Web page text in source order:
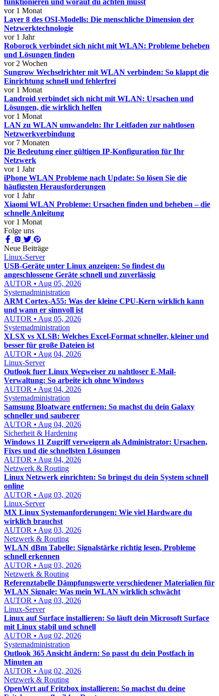
funktionieren und worauf du achten musst
vor 1 Monat
Layer 8 des OSI-Modells: Die menschliche Dimension der
Netzwerktechnologie
vor 1 Jahr
Roborock verbindet sich nicht mit WLAN: Probleme beheben
und Lösungen finden
vor 2 Wochen
Sungrow Wechselrichter mit WLAN verbinden: So klappt die
Einrichtung schnell und fehlerfrei
vor 1 Monat
Landroid verbindet sich nicht mit WLAN: Ursachen und
Lösungen, die wirklich helfen
vor 1 Monat
LAN zu WLAN umwandeln: Ihr Leitfaden zur nahtlosen
Netzwerkverbindung
vor 7 Monaten
Die Bedeutung einer gültigen IP-Konfiguration für Ihr
Netzwerk
vor 1 Jahr
iPhone WLAN Probleme nach Update: So lösen Sie die
häufigsten Herausforderungen
vor 1 Jahr
Xiaomi WLAN Probleme: Ursachen finden und beheben – die
schnelle Anleitung
vor 1 Monat
Folge uns
Neue Beiträge
Linux-Server
USB-Geräte unter Linux anzeigen: So findest du
angeschlossene Geräte schnell und zuverlässig
AUTOR • Aug 05, 2026
Systemadministration
ARM Cortex-A55: Was der kleine CPU-Kern wirklich kann
und wann er sinnvoll ist
AUTOR • Aug 05, 2026
Systemadministration
XLSX vs XLSB: Welches Excel-Format schneller, kleiner und
besser für große Dateien ist
AUTOR • Aug 04, 2026
Linux-Server
Outlook fuer Linux Wegweiser zu nahtloser E-Mail-
Verwaltung: So arbeite ich ohne Windows
AUTOR • Aug 04, 2026
Systemadministration
Samsung Bloatware entfernen: So machst du dein Galaxy
schneller und sauberer
AUTOR • Aug 04, 2026
Sicherheit & Hardening
Windows 11 Zugriff verweigern als Administrator: Ursachen,
Fixes und die schnellsten Lösungen
AUTOR • Aug 04, 2026
Netzwerk & Routing
Linux Netzwerk einrichten: So bringst du dein System schnell
online
AUTOR • Aug 03, 2026
Linux-Server
MX Linux Systemanforderungen: Wie viel Hardware du
wirklich brauchst
AUTOR • Aug 03, 2026
Netzwerk & Routing
WLAN dBm Tabelle: Signalstärke richtig lesen, Probleme
schnell erkennen
AUTOR • Aug 03, 2026
Netzwerk & Routing
Referenztabelle Dämpfungswerte verschiedener Materialien für
WLAN Signale: Was mein WLAN wirklich schwächt
AUTOR • Aug 03, 2026
Linux-Server
Linux auf Surface installieren: So läuft dein Microsoft Surface
mit Linux stabil und schnell
AUTOR • Aug 02, 2026
Systemadministration
Outlook 365 Ansicht ändern: So passt du dein Postfach in
Minuten an
AUTOR • Aug 02, 2026
Netzwerk & Routing
OpenWrt auf Fritzbox installieren: So machst du deine